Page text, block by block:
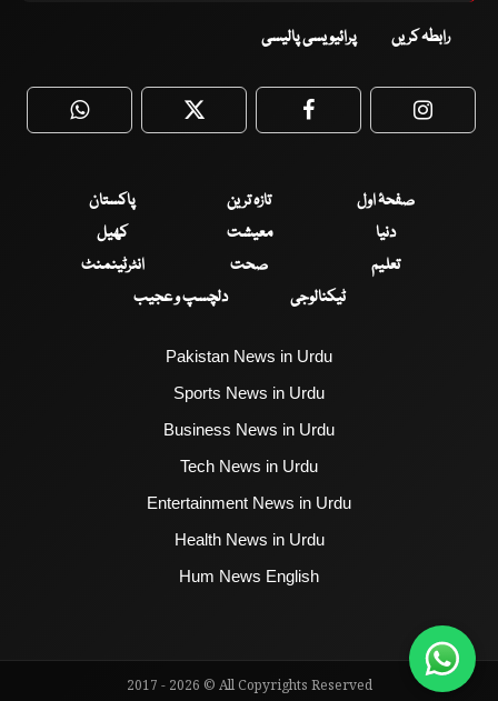
رابطہ کریں پرائیویسی پالیسی
WhatsApp Twitter Facebook
صفحۂ اول تازہ ترین
پاکستان
دنیا
معیشت
کھیل
تعلیم
صحت
انٹرٹینمنٹ
ٹیکنالوجی
دلچسپ و عجیب
Pakistan News in Urdu
Sports News in Urdu
Business News in Urdu
Tech News in Urdu
Entertainment News in Urdu
Health News in Urdu
Hum News English
2017 - 2026 © All Copyrights Reserved